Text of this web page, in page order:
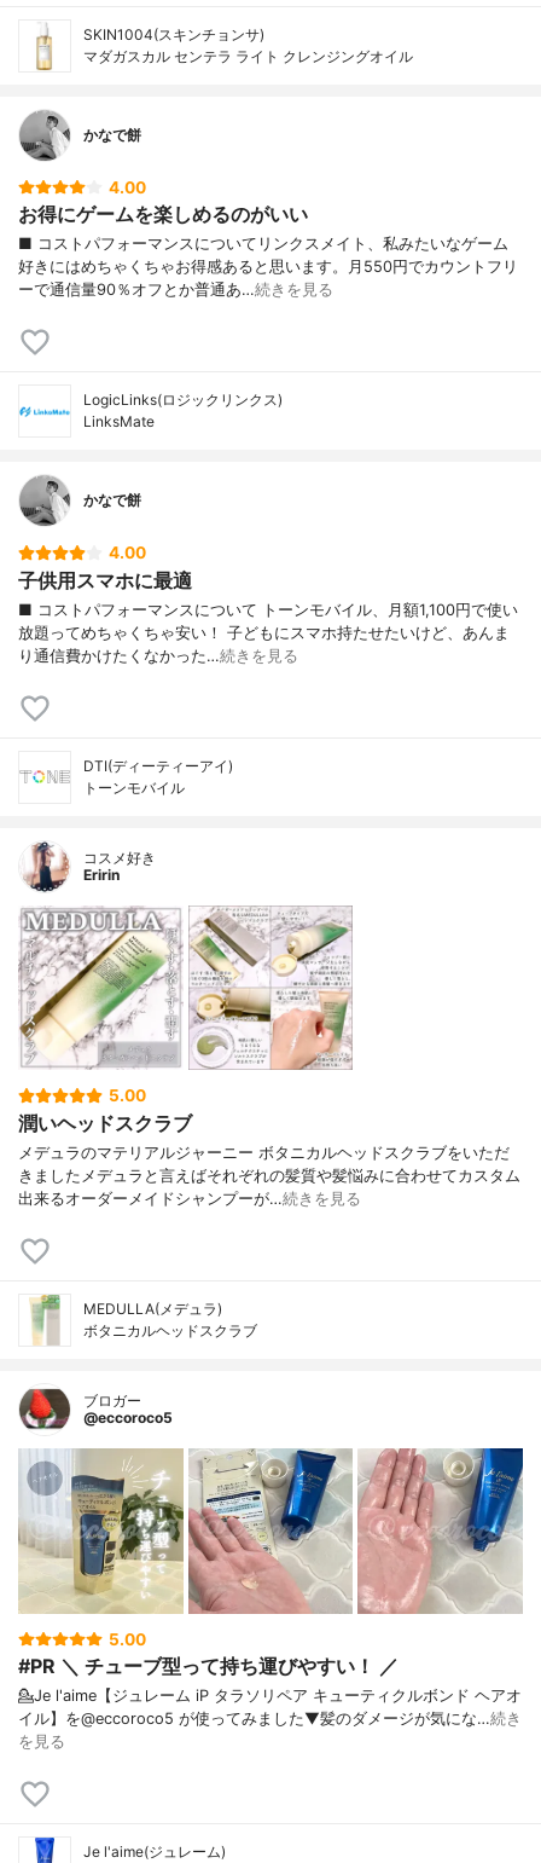
SKIN1004(スキンチョンサ)
マダガスカル センテラ ライト クレンジングオイル
かなで餅
4.00
お得にゲームを楽しめるのがいい
■ コストパフォーマンスについてリンクスメイト、私みたいなゲーム
好きにはめちゃくちゃお得感あると思います。月550円でカウントフリ
ーで通信量90％オフとか普通あ…続きを見る
LogicLinks(ロジックリンクス)
LinksMate
かなで餅
4.00
子供用スマホに最適
■ コストパフォーマンスについて トーンモバイル、月額1,100円で使い
放題ってめちゃくちゃ安い！ 子どもにスマホ持たせたいけど、あんま
り通信費かけたくなかった…続きを見る
DTI(ディーティーアイ)
トーンモバイル
コスメ好き
Eririn
5.00
潤いヘッドスクラブ
メデュラのマテリアルジャーニー ボタニカルヘッドスクラブをいただ
きましたメデュラと言えばそれぞれの髪質や髪悩みに合わせてカスタム
出来るオーダーメイドシャンプーが…続きを見る
MEDULLA(メデュラ)
ボタニカルヘッドスクラブ
ブロガー
@eccoroco5
5.00
#PR ＼ チューブ型って持ち運びやすい！ ／
💁Je l'aime【ジュレーム iP タラソリペア キューティクルボンド ヘアオ
イル】を@eccoroco5 が使ってみました⁡⁡⁡⁡▼⁡髪のダメージが気にな…続き
を見る
Je l'aime(ジュレーム)